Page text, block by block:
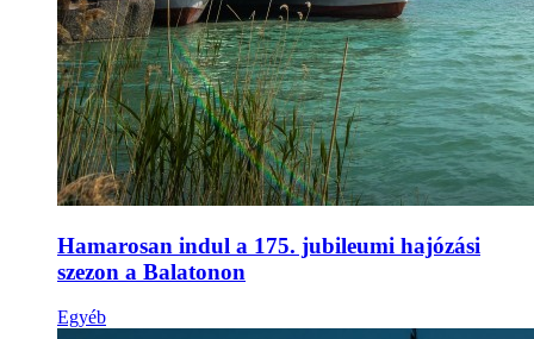
Hamarosan indul a 175. jubileumi hajózási
szezon a Balatonon
Egyéb